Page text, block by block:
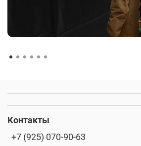
Контакты
+7 (925) 070-90-63